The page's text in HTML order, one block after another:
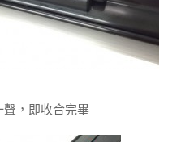
聲，即收合完畢